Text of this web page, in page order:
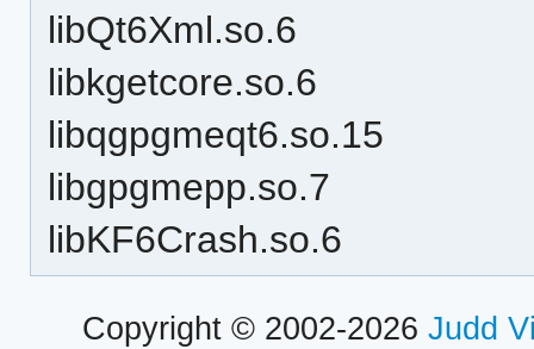
libQt6Xml.so.6
libkgetcore.so.6
libqgpgmeqt6.so.15
libgpgmepp.so.7
libKF6Crash.so.6
Copyright © 2002-2026 Judd